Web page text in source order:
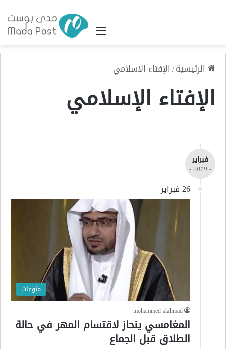
القائمة
الرئيسية/الإفتاء الإسلامي
الإفتاء الإسلامي
فبراير
- 2019 -
26 فبراير
منوعات
mohammed alahmad
المغامسي ينحاز لاقتسام المهر في حالة
الطلاق قبل الجماع